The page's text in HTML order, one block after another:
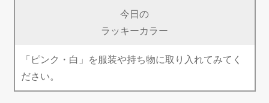
今日の
ラッキーカラー
「ピンク・白」を服装や持ち物に取り入れてみてく
ださい。